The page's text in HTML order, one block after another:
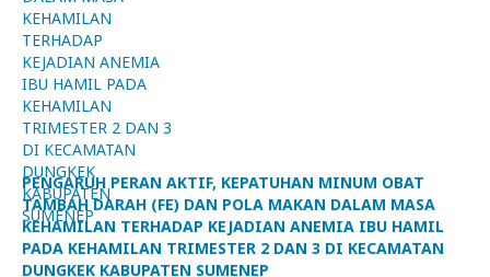
PENGARUH PERAN AKTIF, KEPATUHAN MINUM OBAT
TAMBAH DARAH (FE) DAN POLA MAKAN DALAM MASA
KEHAMILAN TERHADAP KEJADIAN ANEMIA IBU HAMIL
PADA KEHAMILAN TRIMESTER 2 DAN 3 DI KECAMATAN
DUNGKEK KABUPATEN SUMENEP